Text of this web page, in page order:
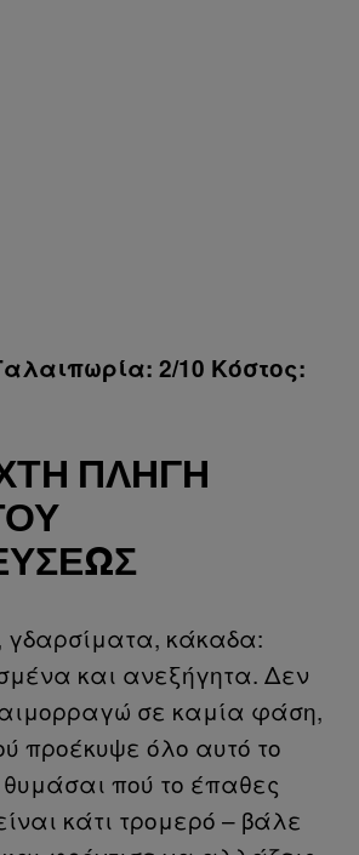
2/10 Κόστος:
ΠΛΗΓΉ
γδαρσίματα, κάκαδα:
και ανεξήγητα. Δεν
σε καμία φάση,
προέκυψε όλο αυτό το
πού το έπαθες
κάτι τρομερό – βάλε